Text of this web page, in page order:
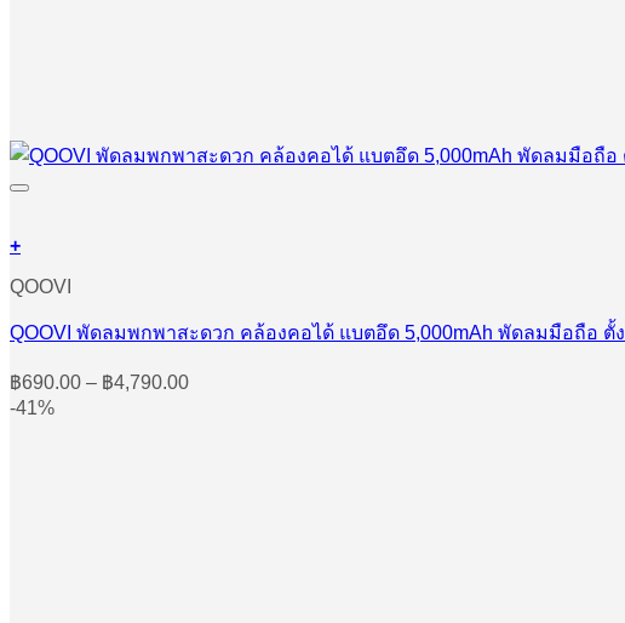
+
product
multiple
The
options
may
QOOVI
QOOVI พัดลมพกพาสะดวก คล้องคอได้ แบตอึด 5,000mAh พัดลมมือถือ ตั้
฿690.00 – ฿4,790.00Price
-41%